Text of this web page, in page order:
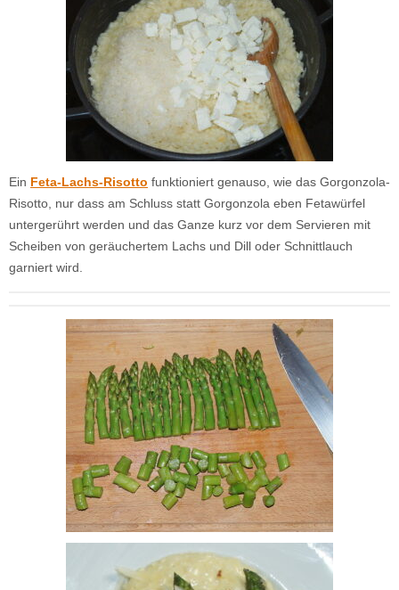
Ein Feta-Lachs-Risotto funktioniert genauso, wie das Gorgonzola-
Risotto, nur dass am Schluss statt Gorgonzola eben Fetawürfel
untergerührt werden und das Ganze kurz vor dem Servieren mit
Scheiben von geräuchertem Lachs und Dill oder Schnittlauch
garniert wird.